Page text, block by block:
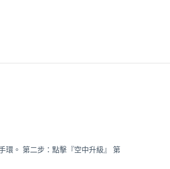
環。 第二步：點擊『空中升級』 第